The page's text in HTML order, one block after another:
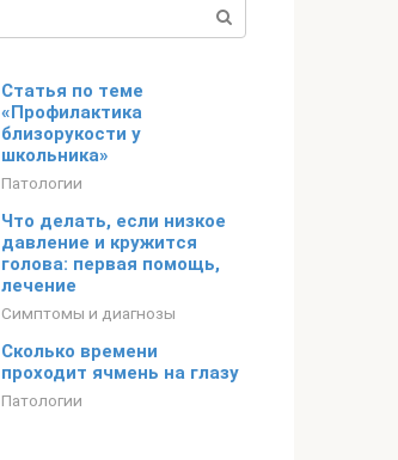
Статья по теме
«Профилактика
близорукости у
школьника»
Патологии
Что делать, если низкое
давление и кружится
голова: первая помощь,
лечение
Симптомы и диагнозы
Сколько времени
проходит ячмень на глазу
Патологии